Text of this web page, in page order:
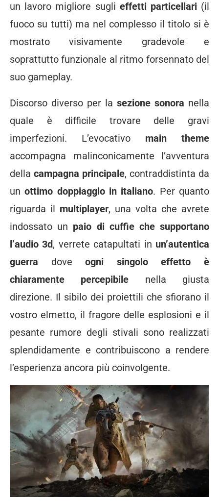
un lavoro migliore sugli effetti particellari(il
fuoco su tutti) ma nel complesso il titolo si è
mostrato visivamente gradevole e
soprattutto funzionale al ritmo forsennato del
suo gameplay.
Discorso diverso per la sezione sonora nella
quale è difficile trovare delle gravi
imperfezioni. L’evocativo main theme
accompagna malinconicamente l’avventura
della campagna principale, contraddistinta da
unottimo doppiaggio in italiano. Per quanto
riguarda il multiplayer, una volta che avrete
indossato un paio di cuffie che supportano
l’audio 3d, verrete catapultati in un’autentica
guerra doveogni singolo effetto è
chiaramente percepibile nella giusta
direzione. Il sibilo dei proiettili che sfiorano il
vostro elmetto, il fragore delle esplosioni e il
pesante rumore degli stivali sono realizzati
splendidamente e contribuiscono a rendere
l’esperienza ancora più coinvolgente.